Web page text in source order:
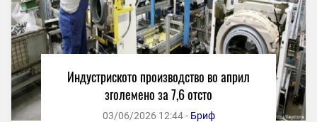
Индустриското производство во април
зголемено за 7,6 отсто
03/06/2026 12:44 - Бриф